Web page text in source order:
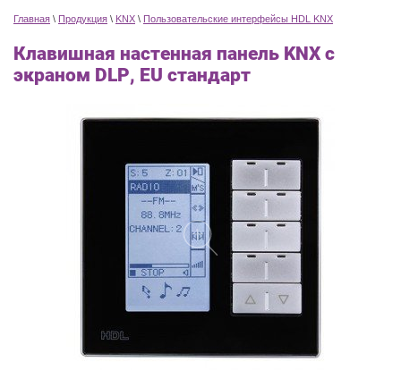
Главная \ Продукция \ KNX \ Пользовательские интерфейсы HDL KNX
Клавишная настенная панель KNX с
экраном DLP, EU стандарт